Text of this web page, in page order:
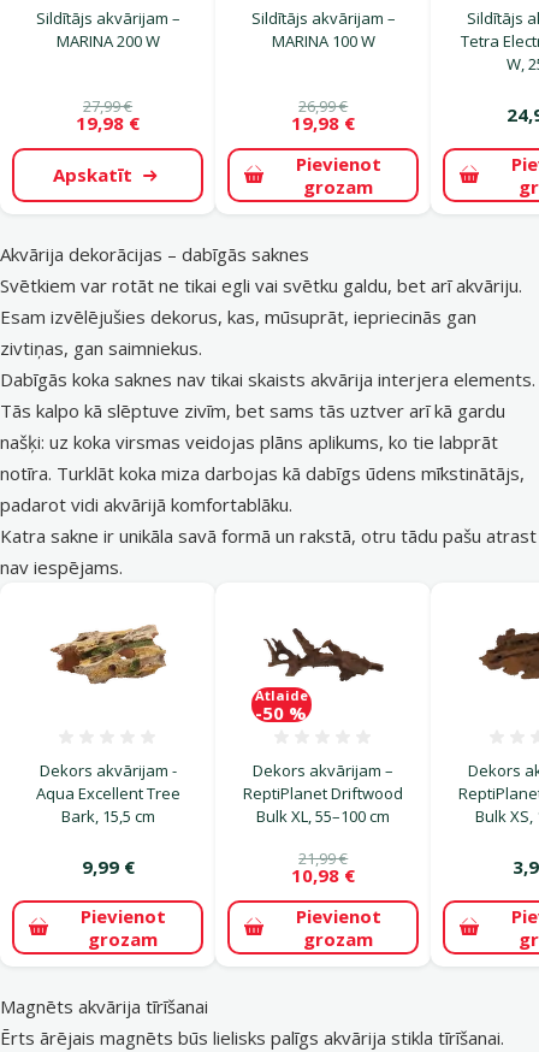
Sildītājs akvārijam –
MARINA 200 W
27,99 €
19,98 €
Apskatīt
Sildītājs akvārijam –
MARINA 100 W
26,99 €
19,98 €
Pievienot
grozam
Sildītājs
Tetra
W,
Akvārija dekorācijas – dabīgās saknes
Svētkiem var rotāt ne tikai egli vai svētku galdu, bet arī akvāriju.
Esam izvēlējušies dekorus, kas, mūsuprāt, iepriecinās gan
zivtiņas, gan saimniekus.
Dabīgās koka saknes nav tikai skaists akvārija interjera elements.
Tās kalpo kā slēptuve zivīm, bet sams tās uztver arī kā gardu
našķi: uz koka virsmas veidojas plāns aplikums, ko tie labprāt
notīra. Turklāt koka miza darbojas kā dabīgs ūdens mīkstinātājs,
padarot vidi akvārijā komfortablāku.
Katra sakne ir unikāla savā formā un rakstā, otru tādu pašu atrast
nav iespējams.
Dekors akvārijam -
Aqua Excellent Tree
Bark, 15,5 cm
9,99 €
Pievienot
grozam
Dekors akvārijam –
ReptiPlanet Driftwood
Bulk XL, 55–100 cm
21,99 €
10,98 €
Atlaide
-50 %
Pievienot
grozam
Dekors
Bulk XS,
Magnēts akvārija tīrīšanai
Ērts ārējais magnēts būs lielisks palīgs akvārija stikla tīrīšanai.